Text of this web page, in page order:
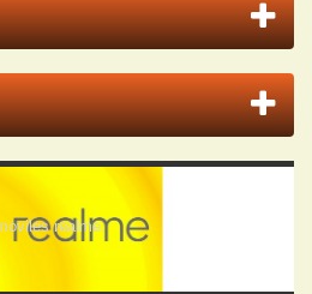
realme.